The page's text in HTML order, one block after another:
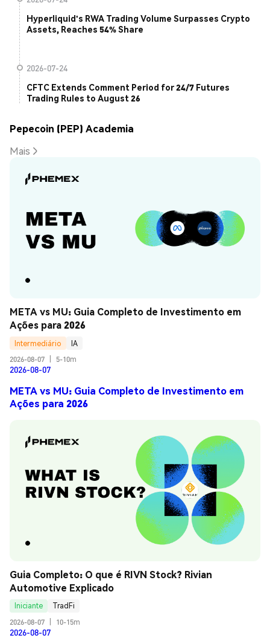
Hyperliquid's RWA Trading Volume Surpasses Crypto
Assets, Reaches 54% Share
2026-07-24
CFTC Extends Comment Period for 24/7 Futures
Trading Rules to August 26
Pepecoin (PEP) Academia
Mais
META vs MU: Guia Completo de Investimento em
Ações para 2026
Intermediário
IA
2026-08-07
5-10m
2026-08-07
META vs MU: Guia Completo de Investimento em
Ações para 2026
Guia Completo: O que é RIVN Stock? Rivian
Automotive Explicado
Iniciante
TradFi
2026-08-07
10-15m
2026-08-07